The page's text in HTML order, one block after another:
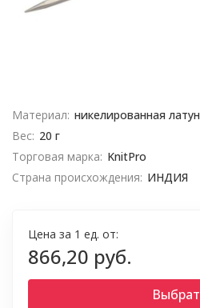
Материал: никелированная
Вес: 20 г
Торговая марка: KnitPro
Страна происхождения: ИНДИЯ
Цена за 1 ед. от:
866,20 руб.